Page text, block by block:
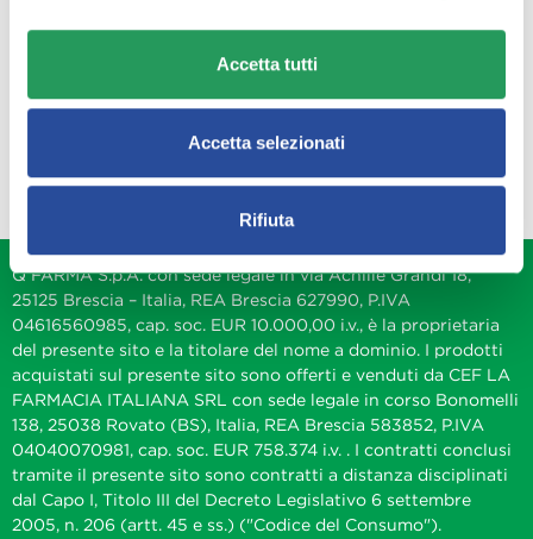
Accetta tutti
Accetta selezionati
Rifiuta
Q FARMA S.p.A. con sede legale in via Achille Grandi 18,
25125 Brescia – Italia, REA Brescia 627990, P.IVA
04616560985, cap. soc. EUR 10.000,00 i.v., è la proprietaria
del presente sito e la titolare del nome a dominio. I prodotti
acquistati sul presente sito sono offerti e venduti da CEF LA
FARMACIA ITALIANA SRL con sede legale in corso Bonomelli
138, 25038 Rovato (BS), Italia, REA Brescia 583852, P.IVA
04040070981, cap. soc. EUR 758.374 i.v. . I contratti conclusi
tramite il presente sito sono contratti a distanza disciplinati
dal Capo I, Titolo III del Decreto Legislativo 6 settembre
2005, n. 206 (artt. 45 e ss.) ("Codice del Consumo").